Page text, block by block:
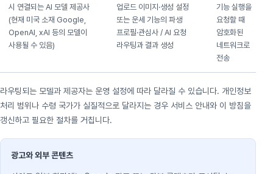
시 연결되는 AI 모델 제공사
(현재 미국 소재 Google,
OpenAI, xAI 등의 모델이
사용될 수 있음)
업로드 이미지·생성 설정
또는 운세 기능의 파생
프로필·관심사 / AI 요청
라우팅과 결과 생성
기능 실행을
요청할 때
암호화된
네트워크로
전송
라우팅되는 모델과 제공자는 운영 설정에 따라 달라질 수 있습니다. 개인정보
처리 범위나 수령 국가가 실질적으로 달라지는 경우 서비스 안내와 이 방침을
갱신하고 필요한 절차를 거칩니다.
광고와 외부 콘텐츠